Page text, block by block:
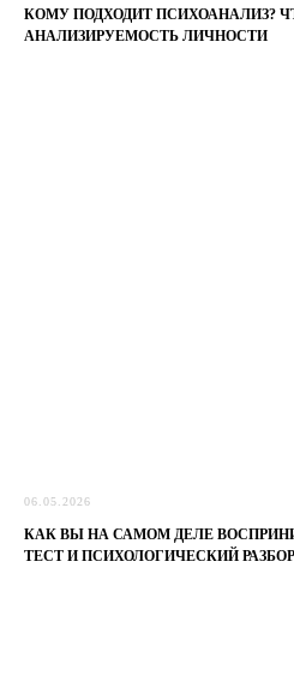
КОМУ ПОДХОДИТ ПСИХОАНАЛИЗ?
АНАЛИЗИРУЕМОСТЬ ЛИЧНОСТИ
06.05.2026
КАК ВЫ НА САМОМ ДЕЛЕ
ТЕСТ И ПСИХОЛОГИЧЕСКИЙ РАЗБОР